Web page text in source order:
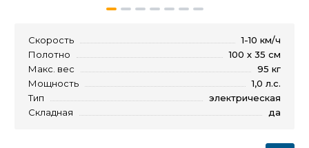
Скорость
1-10 км/ч
Полотно
100 х 35 см
Макс. вес
95 кг
Мощность
1,0 л.с.
Тип
электрическая
Складная
да